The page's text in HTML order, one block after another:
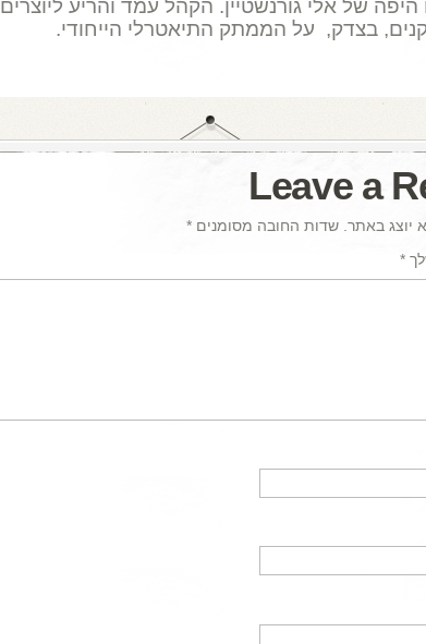
היפה של אלי גורנשטיין. הקהל עמד והריע ליוצרים
בצדק, על הממתק התיאטרלי הייחודי.
Leave a
יוצג באתר. שדות החובה מסומנים *
*